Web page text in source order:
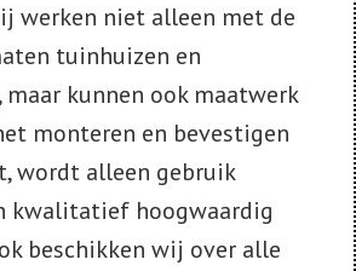
werken niet alleen met de
tuinhuizen en
kunnen ook maatwerk
monteren en bevestigen
wordt alleen gebruik
kwalitatief hoogwaardig
beschikken wij over alle